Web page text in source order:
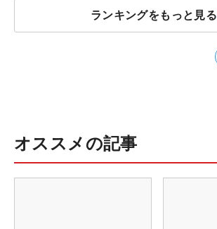
ランキングをもっと見る
オススメの記事